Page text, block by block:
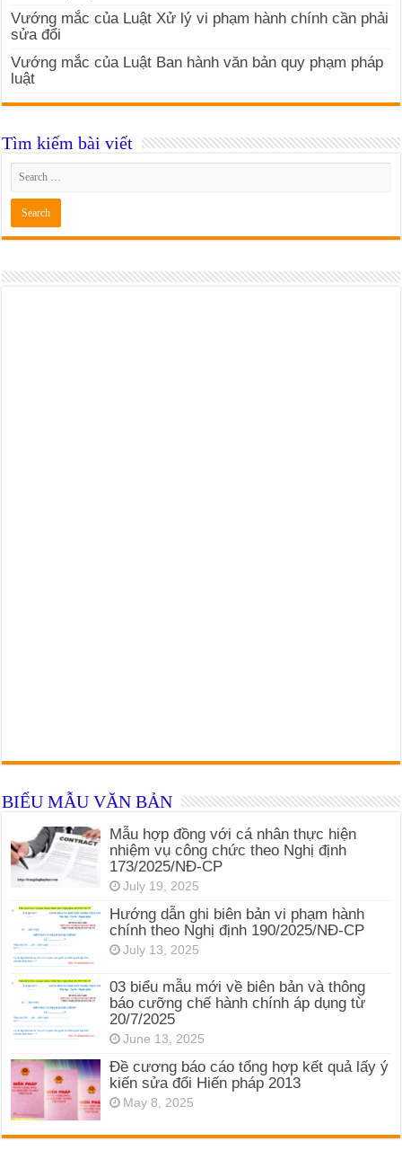
Vướng mắc của Luật Xử lý vi phạm hành chính cần phải
sửa đổi
Vướng mắc của Luật Ban hành văn bản quy phạm pháp
luật
Tìm kiếm bài viết
BIỂU MẪU VĂN BẢN
Mẫu hợp đồng với cá nhân thực hiện
nhiệm vụ công chức theo Nghị định
173/2025/NĐ-CP
July 19, 2025
Hướng dẫn ghi biên bản vi phạm hành
chính theo Nghị định 190/2025/NĐ-CP
July 13, 2025
03 biểu mẫu mới về biên bản và thông
báo cưỡng chế hành chính áp dụng từ
20/7/2025
June 13, 2025
Đề cương báo cáo tổng hợp kết quả lấy ý
kiến sửa đổi Hiến pháp 2013
May 8, 2025